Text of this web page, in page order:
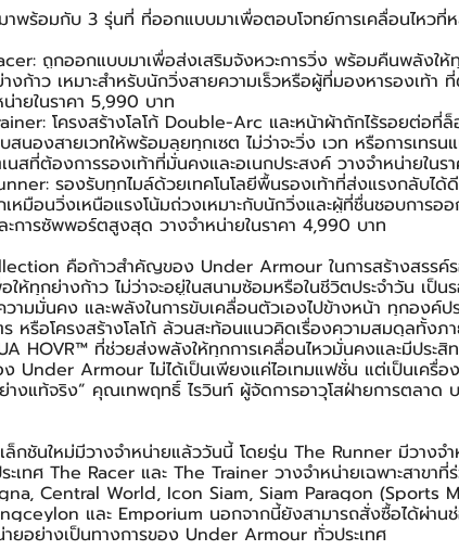
าพร้อมกับ 3 รุ่นที่ ที่ออกแบบมาเพื่อตอบโจทย์การเคลื่อนไหวที่
ถูกออกแบบมาเพื่อส่งเสริมจังหวะการวิ่ง พร้อมคืนพลังให้
งก้าว เหมาะสำหรับนักวิ่งสายความเร็วหรือผู้ที่มองหารองเท้า
ายในราคา 5,990 บาท
โครงสร้างโลโก้ Double-Arc และหน้าผ้าถักไร้รอยต่อที่
สนองสายเวทให้พร้อมลุยทุกเซต ไม่ว่าจะวิ่ง เวท หรือการเทร
นสที่ต้องการรองเท้าที่มั่นคงและอเนกประสงค์ วางจำหน่ายในร
รองรับทุกไมล์ด้วยเทคโนโลยีพื้นรองเท้าที่ส่งแรงกลับไ
หมือนวิ่งเหนือแรงโน้มถ่วงเหมาะกับนักวิ่งและผู้ที่ชื่นชอบการอ
ะการซัพพอร์ตสูงสุด วางจำหน่ายในราคา 4,990 บาท
คือก้าวสำคัญของ Under Armour ในการสร้างสรรค์
ให้ทุกย่างก้าว ไม่ว่าจะอยู่ในสนามซ้อมหรือในชีวิตประจำวัน เป็น
วามมั่นคง และพลังในการขับเคลื่อนตัวเองไปข้างหน้า ทุกองค์ป
หรือโครงสร้างโลโก้ ล้วนสะท้อนแนวคิดเรื่องความสมดุลทั้ง
HOVR™ ที่ช่วยส่งพลังให้ทุกการเคลื่อนไหวมั่นคงและมีประสิ
ง Under Armour ไม่ได้เป็นเพียงแค่ไอเทมแฟชั่น แต่เป็นเค
งแท้จริง” คุณเทพฤทธิ์ ไรวินท์ ผู้จัดการอาวุโสฝ่ายการตลาด
ล็กชันใหม่มีวางจำหน่ายแล้ววันนี้ โดยรุ่น The Runner มีวาง
ะเทศ The Racer และ The Trainer วางจำหน่ายเฉพาะสาขา
Central World, Icon Siam, Siam Paragon (Sports
และ Emporium นอกจากนี้ยังสามารถสั่งซื้อได้ผ่านช่
ยอย่างเป็นทางการของ Under Armour ทั่วประเทศ